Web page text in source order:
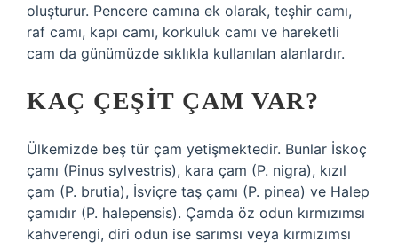
oluşturur. Pencere camına ek olarak, teşhir camı,
raf camı, kapı camı, korkuluk camı ve hareketli
cam da günümüzde sıklıkla kullanılan alanlardır.
KAÇ ÇEŞIT ÇAM VAR?
Ülkemizde beş tür çam yetişmektedir. Bunlar İskoç
çamı (Pinus sylvestris), kara çam (P. nigra), kızıl
çam (P. brutia), İsviçre taş çamı (P. pinea) ve Halep
çamıdır (P. halepensis). Çamda öz odun kırmızımsı
kahverengi, diri odun ise sarımsı veya kırmızımsı